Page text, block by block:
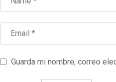
Guarda mi nombre, correo